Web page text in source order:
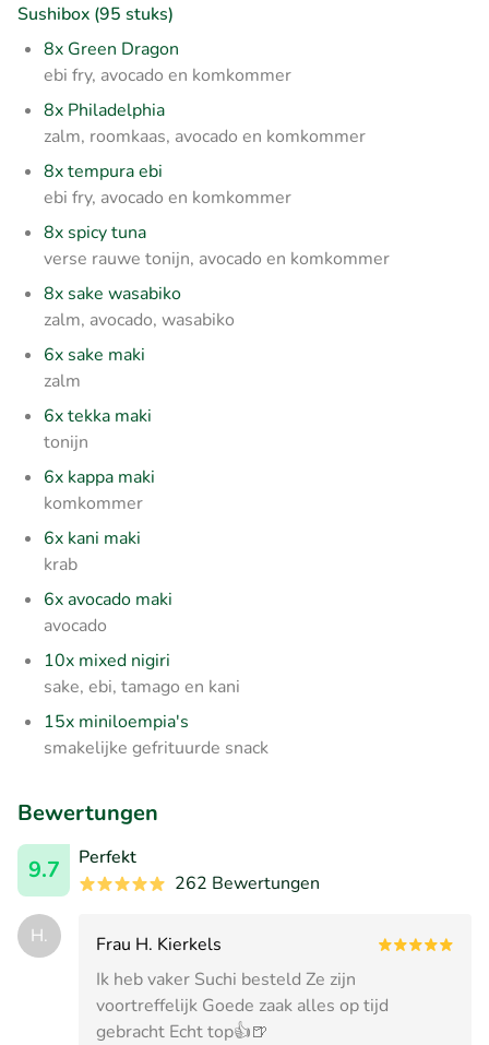
Sushibox (95 stuks)
8x Green Dragon
ebi fry, avocado en komkommer
8x Philadelphia
zalm, roomkaas, avocado en komkommer
8x tempura ebi
ebi fry, avocado en komkommer
8x spicy tuna
verse rauwe tonijn, avocado en komkommer
8x sake wasabiko
zalm, avocado, wasabiko
6x sake maki
zalm
6x tekka maki
tonijn
6x kappa maki
komkommer
6x kani maki
krab
6x avocado maki
avocado
10x mixed nigiri
sake, ebi, tamago en kani
15x miniloempia's
smakelijke gefrituurde snack
Bewertungen
9.7
Perfekt
262 Bewertungen
H.
Frau H. Kierkels
Ik heb vaker Suchi besteld Ze zijn
voortreffelijk Goede zaak alles op tijd
gebracht Echt top👍🍺